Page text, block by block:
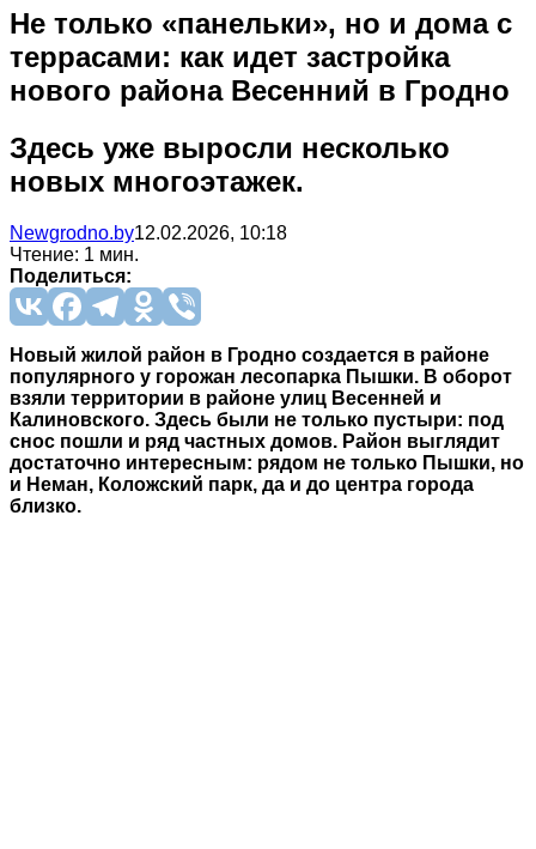
Не только «панельки», но и дома с
террасами: как идет застройка
нового района Весенний в Гродно
Здесь уже выросли несколько
новых многоэтажек.
Newgrodno.by12.02.2026, 10:18
Чтение: 1 мин.
Поделиться:
Новый жилой район в Гродно создается в районе
популярного у горожан лесопарка Пышки. В оборот
взяли территории в районе улиц Весенней и
Калиновского. Здесь были не только пустыри: под
снос пошли и ряд частных домов. Район выглядит
достаточно интересным: рядом не только Пышки, но
и Неман, Коложский парк, да и до центра города
близко.